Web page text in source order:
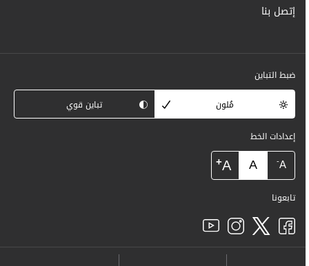
إتصل بنا
ضبط التباين
مُلون
تباين قوي
إعدادات الخط
A
-
A
A
+
تابعونا